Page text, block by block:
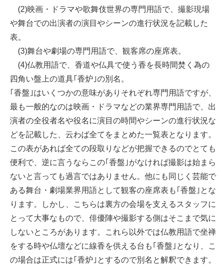
(2)映画・ドラマや歌舞伎世界の専門用語で、撮影現場
や舞台での出演者の演目やシーンの進行状況を記載した
表。
(3)舞台や劇場の専門用語で、観客席の座席表。
(4)仏教用語で、香道や仏具で使う香を長時間焚く為の
四角い盤上の道具｢香炉｣の別名。
｢香盤｣はいくつかの意味がありそれぞれ専門用語ですが、
最も一般的なのは映画・ドラマなどの業界専門用語で、出
演者の全役者名や役名に演目の時間やシーンの進行状況な
どを記載した、云わば全てをまとめた一覧表となります。
この表があれば全ての段取りなどが把握できるのでとても
便利で、逆に言うならこの｢香盤｣がなければ撮影は始まら
ないと言っても過言ではありません。他にも同じく芸能で
ある舞台・劇場業界用語として観客の座席表も｢香盤｣とな
ります。しかし、こちらは裏方の会場を支えるスタッフに
とって大事なもので、俳優陣や撮影する側はそこまで気に
しないところがあります。これら以外では仏教用語で坐禅
をする時や仏壇などに線香を供える台も｢香盤｣となり、こ
の場合は正式には｢香炉｣とするので別名と解釈できます。